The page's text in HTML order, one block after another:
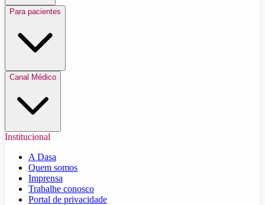
Para pacientes
Canal Médico
Institucional
A Dasa
Quem somos
Imprensa
Trabalhe conosco
Portal de privacidade